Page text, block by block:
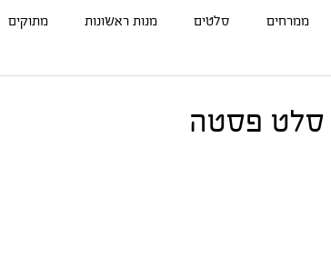
ממרחים סלטים מנות ראשונות מתוקים
סלט פסטה